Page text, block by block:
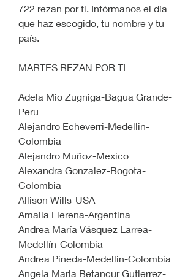
722 rezan por ti. Infórmanos el día
que haz escogido, tu nombre y tu
país.
MARTES REZAN POR TI
Adela Mio Zugniga-Bagua Grande-
Peru
Alejandro Echeverri-Medellin-
Colombia
Alejandro Muñoz-Mexico
Alexandra Gonzalez-Bogota-
Colombia
Allison Wills-USA
Amalia Llerena-Argentina
Andrea María Vásquez Larrea-
Medellín-Colombia
Andrea Pineda-Medellin-Colombia
Angela Maria Betancur Gutierrez-